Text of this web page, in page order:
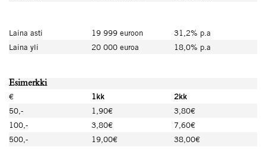
Laina asti 19 999 euroon
31,2% p.a
Laina yli
20 000 euroa 18,0% p.a
Esimerkki
€
1kk
2kk
50,-
1,90€
3,80€
100,-
3,80€
7,60€
500,-
19,00€ 38,00€